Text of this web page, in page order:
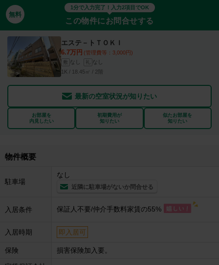
無料
1分で入力完了！入力2項目でOK
この物件にお問合せする
エステ－トＴＯＫＩ
6.7万円 (管理費等：3,000円)
敷 なし 礼
なし
1K / 18.45㎡ / 2階
最新の空室状況が知りたい
お部屋を
内見したい
初期費用が
知りたい
似たお部屋を
知りたい
物件概要
駐車場
なし
近隣に駐車場がないか問合せる
入居条件 保証人不要/仲介手数料家賃の55%
入居時期 即入居可
保険 損害保険加入要。